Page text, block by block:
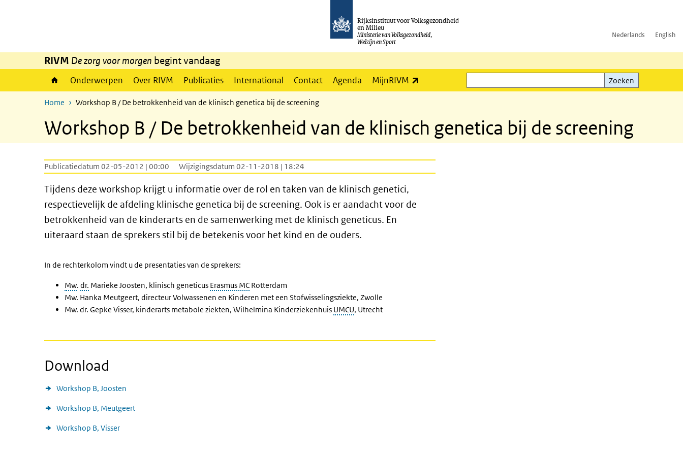
Rijksinstituut voor Volksgezondheid
en Milieu
Ministerie van Volksgezondheid,
Welzijn en Sport
Nederlands English
RIVM De zorg voor morgen begint vandaag
Onderwerpen Over RIVM Publicaties International Contact Agenda MijnRIVM
Zoeken
Zoeken
Home Workshop B / De betrokkenheid van de klinisch genetica bij de screening
Workshop B / De betrokkenheid van de klinisch genetica bij de screening
Publicatiedatum 02-05-2012 | 00:00 Wijzigingsdatum 02-11-2018 | 18:24
Tijdens deze workshop krijgt u informatie over de rol en taken van de klinisch genetici,
respectievelijk de afdeling klinische genetica bij de screening. Ook is er aandacht voor de
betrokkenheid van de kinderarts en de samenwerking met de klinisch geneticus. En
uiteraard staan de sprekers stil bij de betekenis voor het kind en de ouders.
In de rechterkolom vindt u de presentaties van de sprekers:
Mw. dr. Marieke Joosten, klinisch geneticus Erasmus MC Rotterdam
Mw. Hanka Meutgeert, directeur Volwassenen en Kinderen met een Stofwisselingsziekte, Zwolle
Mw. dr. Gepke Visser, kinderarts metabole ziekten, Wilhelmina Kinderziekenhuis UMCU, Utrecht
Download
Workshop B, Joosten
Workshop B, Meutgeert
Workshop B, Visser